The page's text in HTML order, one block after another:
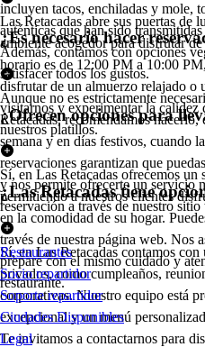
incluyen tacos, enchiladas y mole,
auténticas que han sido
Además, contamos con opciones
satisfacer todos los gustos.
Las Retacadas abre sus puertas de
ambiente acogedor para disfrutar
horario es de 12:00 PM a 10:00
disfrutar de un almuerzo relajado o
visitarnos y experimentar la
nuestros platillos.
¿Es necesario hacer
Aunque no es estrictamente
Retacadas, recomendamos
semana y en días festivos, cuando
reservaciones garantizan que
y nos permite ofrecerte un servicio
reservación a través de nuestro
¿Ofrecen opciones para
Sí, en Las Retacadas ofrecemos
permitiendo a nuestros clientes
en la comodidad de su hogar.
través de nuestra página web. Nos
prepare con el mismo cuidado y
restaurante.
¿Las Retacadas tiene
Sí, en Las Retacadas contamos
privados, como cumpleaños,
corporativas. Nuestro equipo está
excepcional y un menú
Te invitamos a contactarnos para
Restaurantes
Socio repartidor
Soporte repartidor
Ciudades Disponibles
Legal